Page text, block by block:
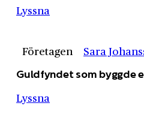
Lyssna
Företagen Sara
Guldfyndet som byggde
Lyssna